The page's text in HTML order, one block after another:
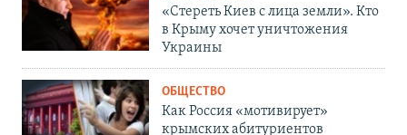
«Стереть Киев с лица земли». Кто
в Крыму хочет уничтожения
Украины
ОБЩЕСТВО
Как Россия «мотивирует»
крымских абитуриентов